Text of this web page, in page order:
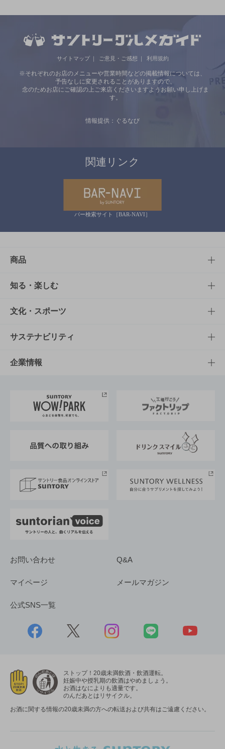
サイトマップ ご意見・ご感想 利用規約
※それぞれのお店のメニューや営業時間などの掲載情報については、
予告なしに変更されることがありますので、
念のためお店にご確認の上ご来店くださいますようお願い申し上げま
す。
情報提供：ぐるなび
関連リンク
バー検索サイト［BAR-NAVI］
商品
商品TOP
商品一覧
商品発売情報
栄養成分一覧
知る・楽しむ
知る・楽しむTOP
キャンペーン
工場見学
地域情報
文化・スポーツ
文化・スポーツTOP
サントリーホール
サントリーサンバーズ大阪
サステナビリティ
サステナビリティTOP
サントリーが考えるサステナビリティ経営
企業情報
企業概要
採用情報
お問い合わせ Q&A
マイページ メールマガジン
公式SNS一覧
ストップ！20歳未満飲酒・飲酒運転。
妊娠中や授乳期の飲酒はやめましょう。
お酒はなによりも適量です。
のんだあとはリサイクル。
お酒に関する情報の20歳未満の方への転送および共有はご遠慮ください。